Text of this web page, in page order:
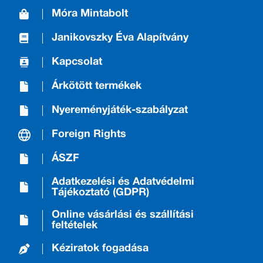
Móra Mintabolt
Janikovszky Éva Alapítvány
Kapcsolat
Árkötött termékek
Nyereményjáték-szabályzat
Foreign Rights
ÁSZF
Adatkezelési és Adatvédelmi
Tájékoztató (GDPR)
Online vásárlási és szállítási
feltételek
Kéziratok fogadása